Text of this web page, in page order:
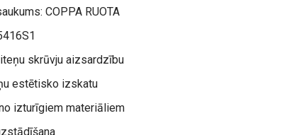
COPPA RUOTA
skrūvju aizsardzību
estētisko izskatu
izturīgiem materiāliem